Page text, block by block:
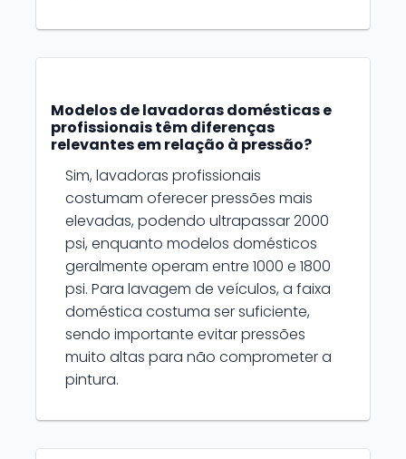
Modelos de lavadoras domésticas e
profissionais têm diferenças
relevantes em relação à pressão?
Sim, lavadoras profissionais
costumam oferecer pressões mais
elevadas, podendo ultrapassar 2000
psi, enquanto modelos domésticos
geralmente operam entre 1000 e 1800
psi. Para lavagem de veículos, a faixa
doméstica costuma ser suficiente,
sendo importante evitar pressões
muito altas para não comprometer a
pintura.